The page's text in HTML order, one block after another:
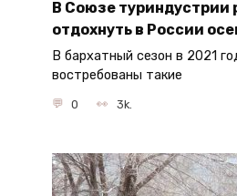
В Союзе туриндустрии
отдохнуть в России
В бархатный сезон в 2021
востребованы такие
0 3k.